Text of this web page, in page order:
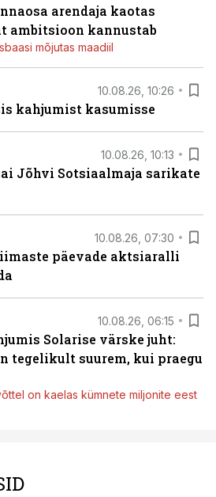
arendaja kaotas
ambitsioon kannustab
mõjutas maadiil
10.08.26, 10:26
kahjumist kasumisse
10.08.26, 10:13
Jõhvi Sotsiaalmaja sarikate
10.08.26, 07:30
päevade aktsiaralli
10.08.26, 06:15
Solarise värske juht:
tegelikult suurem, kui praegu
on kaelas kümnete miljonite eest